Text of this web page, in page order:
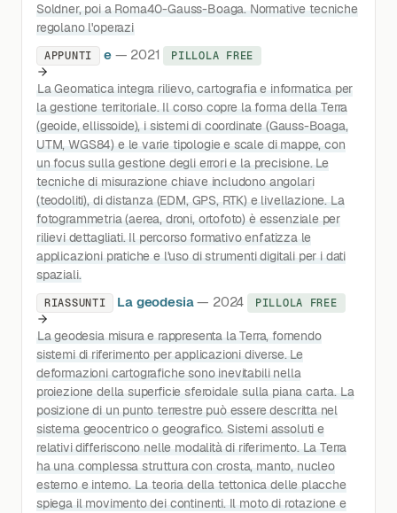
Soldner, poi a Roma40-Gauss-Boaga. Normative tecniche
regolano l'operazi
APPUNTI e — 2021 PILLOLA FREE
La Geomatica integra rilievo, cartografia e informatica per
la gestione territoriale. Il corso copre la forma della Terra
(geoide, ellissoide), i sistemi di coordinate (Gauss-Boaga,
UTM, WGS84) e le varie tipologie e scale di mappe, con
un focus sulla gestione degli errori e la precisione. Le
tecniche di misurazione chiave includono angolari
(teodoliti), di distanza (EDM, GPS, RTK) e livellazione. La
fotogrammetria (aerea, droni, ortofoto) è essenziale per
rilievi dettagliati. Il percorso formativo enfatizza le
applicazioni pratiche e l'uso di strumenti digitali per i dati
spaziali.
RIASSUNTI La geodesia — 2024 PILLOLA FREE
La geodesia misura e rappresenta la Terra, fornendo
sistemi di riferimento per applicazioni diverse. Le
deformazioni cartografiche sono inevitabili nella
proiezione della superficie sferoidale sulla piana carta. La
posizione di un punto terrestre può essere descritta nel
sistema geocentrico o geografico. Sistemi assoluti e
relativi differiscono nelle modalità di riferimento. La Terra
ha una complessa struttura con crosta, manto, nucleo
esterno e interno. La teoria della tettonica delle placche
spiega il movimento dei continenti. Il moto di rotazione e